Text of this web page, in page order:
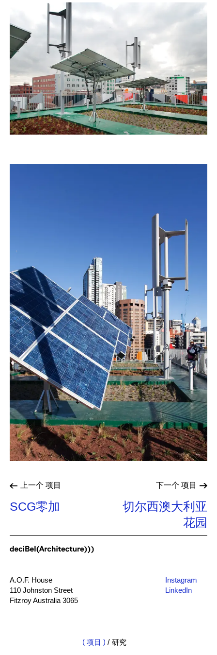
项目 / 研究
上一个 项目
SCG零加
下一个 项目
切尔西澳大利亚
花园
A.O.F. House
110 Johnston Street
Fitzroy Australia 3065
Instagram
LinkedIn